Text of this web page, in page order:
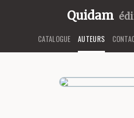
Quidam
CATALOGUE AUTEURS